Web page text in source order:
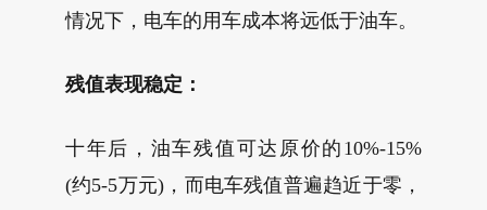
情况下，电车的用车成本将远低于油车。
残值表现稳定：
十年后，油车残值可达原价的10%-15%
(约5-5万元)，而电车残值普遍趋近于零，